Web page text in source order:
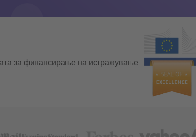
за финансирање на истражување